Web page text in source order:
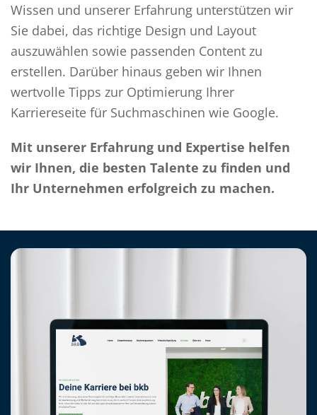
Wissen und unserer Erfahrung unterstützen wir
Sie dabei, das richtige Design und Layout
auszuwählen sowie passenden Content zu
erstellen. Darüber hinaus geben wir Ihnen
wertvolle Tipps zur Optimierung Ihrer
Karriereseite für Suchmaschinen wie Google.
Mit unserer Erfahrung und Expertise helfen
wir Ihnen, die besten Talente zu finden und
Ihr Unternehmen erfolgreich zu machen.